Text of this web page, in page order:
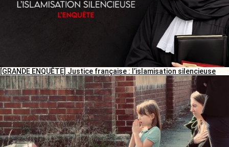
[GRANDE ENQUÊTE] Justice française : l’islamisation silencieuse